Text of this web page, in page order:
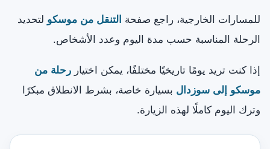
للمسارات الخارجية، راجع صفحة التنقل من موسكو لتحديد
الرحلة المناسبة حسب مدة اليوم وعدد الأشخاص.
إذا كنت تريد يومًا تاريخيًا مختلفًا، يمكن اختيار رحلة من
موسكو إلى سوزدال بسيارة خاصة، بشرط الانطلاق مبكرًا
وترك اليوم كاملًا لهذه الزيارة.